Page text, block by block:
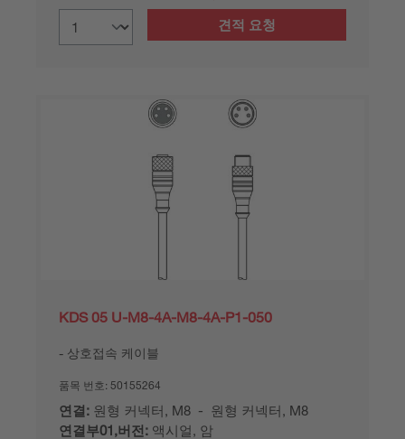
견적 요청
KDS 05 U-M8-4A-M8-4A-P1-050
상호접속 케이블
품목 번호: 50155264
연결: 원형 커넥터, M8 - 원형 커넥터, M8
연결부01,버전: 액시얼, 암